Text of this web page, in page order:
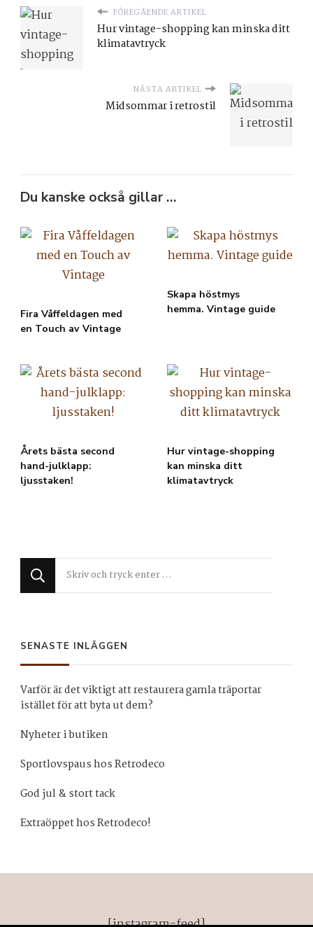
FÖREGÅENDE ARTIKEL
Hur vintage-shopping kan minska ditt
klimatavtryck
NÄSTA ARTIKEL
Midsommar i retrostil
Du kanske också gillar …
Fira Våffeldagen med
en Touch av Vintage
Skapa höstmys
hemma. Vintage guide
Årets bästa second
hand-julklapp:
ljusstaken!
Hur vintage-shopping
kan minska ditt
klimatavtryck
Letar
SENASTE INLÄGGEN
Varför är det viktigt att restaurera gamla träportar
istället för att byta ut dem?
Nyheter i butiken
Sportlovspaus hos Retrodeco
God jul & stort tack
Extraöppet hos Retrodeco!